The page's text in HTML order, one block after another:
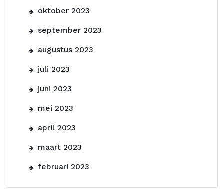
oktober 2023
september 2023
augustus 2023
juli 2023
juni 2023
mei 2023
april 2023
maart 2023
februari 2023